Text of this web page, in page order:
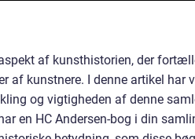
af kunsthistorien, der
af kunstnere. I denne artikel har
og vigtigheden af denne
en HC Andersen-bog i din